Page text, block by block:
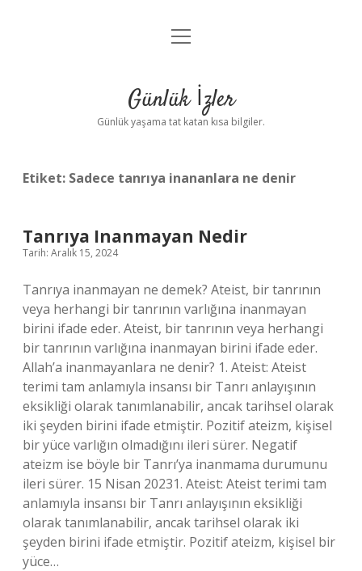
Anasayfa
Yasal Uyarı
menüyü
Günlük İzler
Günlük yaşama tat katan kısa bilgiler.
Etiket: Sadece tanrıya inananlara ne denir
Tanrıya Inanmayan Nedir
Tarih: Aralık 15, 2024
Tanrıya inanmayan ne demek? Ateist, bir tanrının
veya herhangi bir tanrının varlığına inanmayan
birini ifade eder. Ateist, bir tanrının veya herhangi
bir tanrının varlığına inanmayan birini ifade eder.
Allah’a inanmayanlara ne denir? 1. Ateist: Ateist
terimi tam anlamıyla insansı bir Tanrı anlayışının
eksikliği olarak tanımlanabilir, ancak tarihsel olarak
iki şeyden birini ifade etmiştir. Pozitif ateizm, kişisel
bir yüce varlığın olmadığını ileri sürer. Negatif
ateizm ise böyle bir Tanrı’ya inanmama durumunu
ileri sürer. 15 Nisan 20231. Ateist: Ateist terimi tam
anlamıyla insansı bir Tanrı anlayışının eksikliği
olarak tanımlanabilir, ancak tarihsel olarak iki
şeyden birini ifade etmiştir. Pozitif ateizm, kişisel bir
yüce…